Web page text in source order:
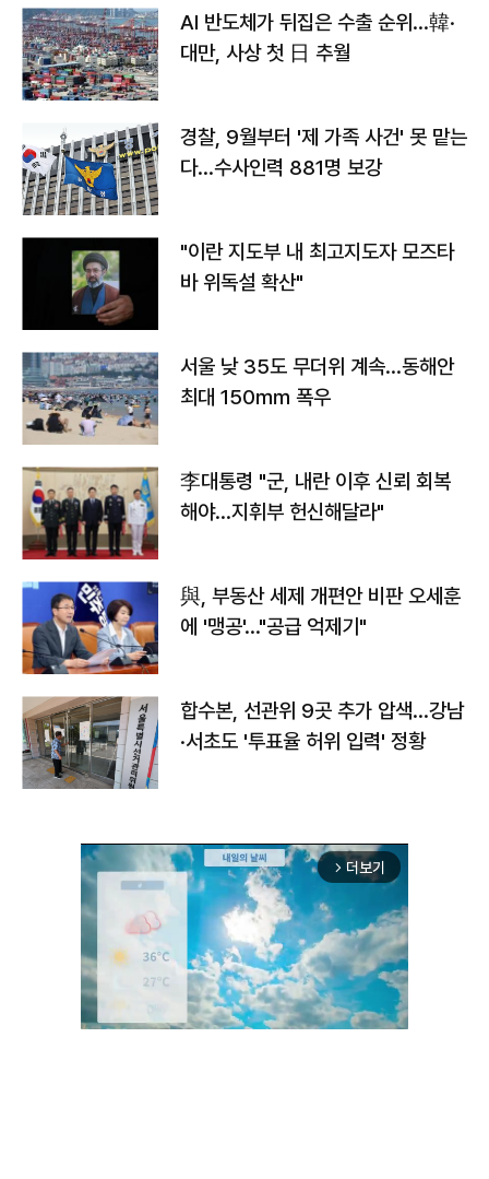
AI 반도체가 뒤집은 수출 순위…韓·
대만, 사상 첫 日 추월
경찰, 9월부터 '제 가족 사건' 못 맡는
다…수사인력 881명 보강
"이란 지도부 내 최고지도자 모즈타
바 위독설 확산"
서울 낮 35도 무더위 계속…동해안
최대 150㎜ 폭우
李대통령 "군, 내란 이후 신뢰 회복
해야…지휘부 헌신해달라"
與, 부동산 세제 개편안 비판 오세훈
에 '맹공'…"공급 억제기"
합수본, 선관위 9곳 추가 압색…강남
·서초도 '투표율 허위 입력' 정황
arrow_forward_ios 더보기